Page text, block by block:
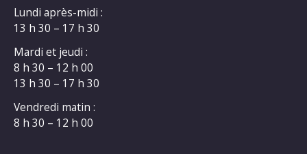
Lundi après-midi :
13 h 30 – 17 h 30
Mardi et jeudi :
8 h 30 – 12 h 00
13 h 30 – 17 h 30
Vendredi matin :
8 h 30 – 12 h 00